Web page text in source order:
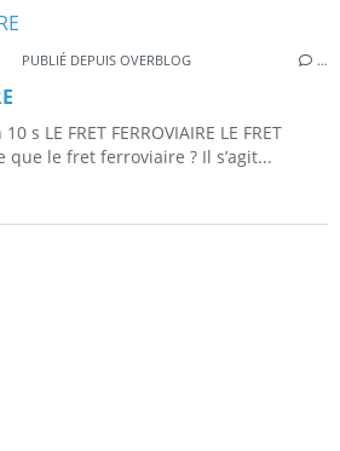
PUBLIÉ DEPUIS OVERBLOG …
s LE FRET FERROVIAIRE LE FRET
que le fret ferroviaire ? Il s’agit...